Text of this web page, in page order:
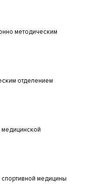
методическим
отделением
медицины